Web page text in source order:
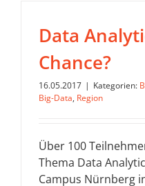
Data
Chance?
16.05.2017 | Kategorien:
Big-Data, Region
Über 100
Thema Data
Campus Nürnberg